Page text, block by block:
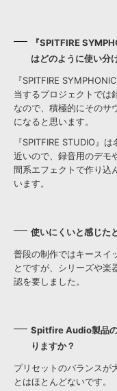
『SPITFIRE
はどのように使い分
『SPITFIRE
当するプロジェクトでは
なので、積極的にそのサ
になると思います。
『SPITFIRE STUDIO』
近いので、録音用のデモ
間系エフェクトで作り込
います。
使いにくいと感じた
普段の制作ではキースイ
とですが、シリーズや楽
認を要しました。
Spitfire Audio製品の
りますか？
プリセットのバランスが
とはほとんどないです。